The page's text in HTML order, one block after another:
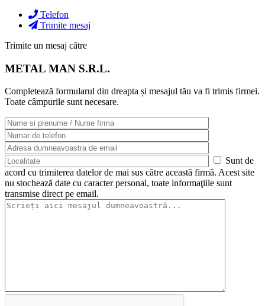
Telefon
Trimite mesaj
Trimite un mesaj către
METAL MAN S.R.L.
Completează formularul din dreapta și mesajul tău va fi trimis firmei.
Toate câmpurile sunt necesare.
Sunt de
acord cu trimiterea datelor de mai sus către această firmă. Acest site
nu stochează date cu caracter personal, toate informaţiile sunt
transmise direct pe email.